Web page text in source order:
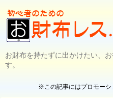
お財布を持たずに出かけたい、
す。
※この記事にはプロモーシ